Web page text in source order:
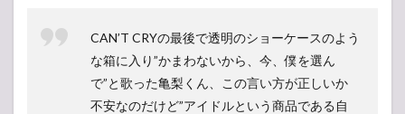
CAN’T CRYの最後で透明のショーケースのよう
な箱に入り”かまわないから、今、僕を選ん
で”と歌った亀梨くん、この言い方が正しいか
不安なのだけど”アイドルという商品である自